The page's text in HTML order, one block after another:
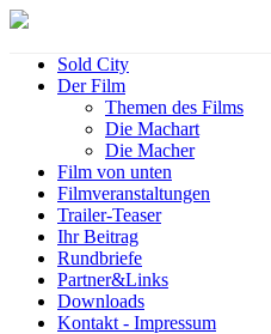
Sold City
Der Film
Themen des Films
Die Machart
Die Macher
Film von unten
Filmveranstaltungen
Trailer-Teaser
Ihr Beitrag
Rundbriefe
Partner&Links
Downloads
Kontakt - Impressum